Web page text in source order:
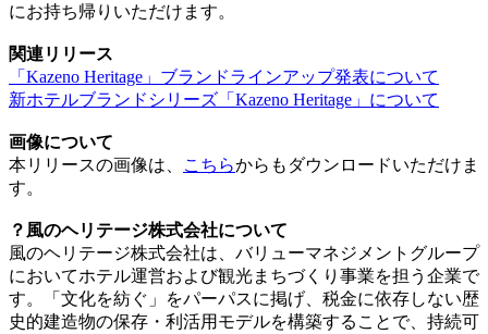
にお持ち帰りいただけます。
関連リリース
「Kazeno Heritage」ブランドラインアップ発表について
新ホテルブランドシリーズ「Kazeno Heritage」について
画像について
本リリースの画像は、
こちらからもダウンロードいただけま
す。
？風のヘリテージ株式会社について
風のヘリテージ株式会社は、バリューマネジメントグループ
においてホテル運営および観光まちづくり事業を担う企業で
す。「文化を紡ぐ」をパーパスに掲げ、税金に依存しない歴
史的建造物の保存・利活用モデルを構築することで、持続可